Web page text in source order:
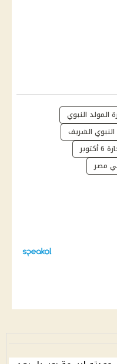
المولد النبوي
النبوي الشريف
أكتوبر
مصر